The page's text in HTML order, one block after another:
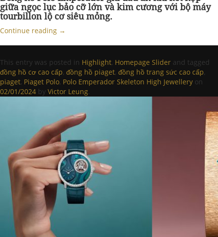
giữa ngọc lục bảo cỡ lớn và kim cương với bộ máy
tourbillon lộ cơ siêu mỏng.
Continue reading →
This entry was posted in Highlight, Homepage Slider and tagged
đồng hồ cơ cao cấp, đồng hồ piaget, đồng hồ trang sức cao cấp,
piaget, Piaget Polo, Polo Emperador Skeleton High Jewellery on
02/01/2024 by Victor Leung.